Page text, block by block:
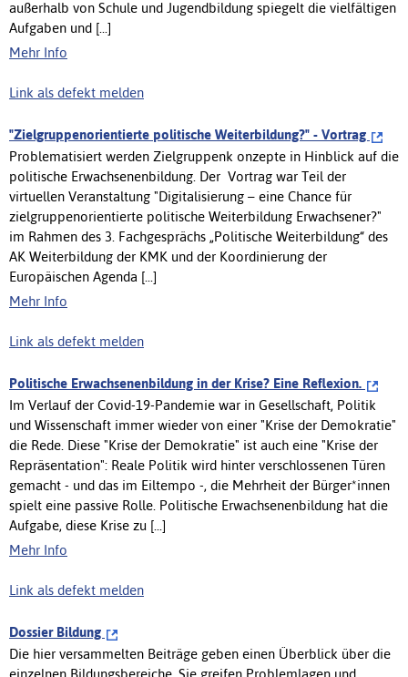
außerhalb von Schule und Jugendbildung spiegelt die vielfältigen
Aufgaben und [...]
Mehr Info
Link als defekt melden
"Zielgruppenorientierte politische Weiterbildung?" - Vortrag
Problematisiert werden Zielgruppenk onzepte in Hinblick auf die
politische Erwachsenenbildung. Der Vortrag war Teil der
virtuellen Veranstaltung "Digitalisierung – eine Chance für
zielgruppenorientierte politische Weiterbildung Erwachsener?"
im Rahmen des 3. Fachgesprächs „Politische Weiterbildung“ des
AK Weiterbildung der KMK und der Koordinierung der
Europäischen Agenda [...]
Mehr Info
Link als defekt melden
Politische Erwachsenenbildung in der Krise? Eine Reflexion.
Im Verlauf der Covid-19-Pandemie war in Gesellschaft, Politik
und Wissenschaft immer wieder von einer "Krise der Demokratie"
die Rede. Diese "Krise der Demokratie" ist auch eine "Krise der
Repräsentation": Reale Politik wird hinter verschlossenen Türen
gemacht - und das im Eiltempo -, die Mehrheit der Bürger*innen
spielt eine passive Rolle. Politische Erwachsenenbildung hat die
Aufgabe, diese Krise zu [...]
Mehr Info
Link als defekt melden
Dossier Bildung
Die hier versammelten Beiträge geben einen Überblick über die
einzelnen Bildungsbereiche. Sie greifen Problemlagen und